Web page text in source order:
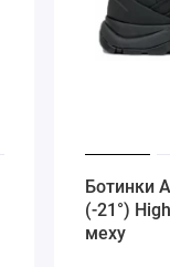
Ботинки
(-21°)
меху